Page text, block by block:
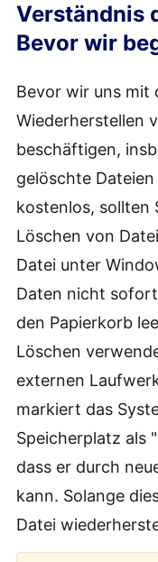
Verständnis
Bevor wir
Bevor wir uns mit
Wiederherstellen
beschäftigen,
gelöschte
kostenlos, sollten
Löschen von
Datei unter
Daten nicht
den Papierkorb
Löschen
externen
markiert das
Speicherplatz als
dass er durch
kann. Solange
Datei